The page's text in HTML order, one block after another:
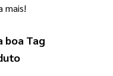
mais!
boa Tag